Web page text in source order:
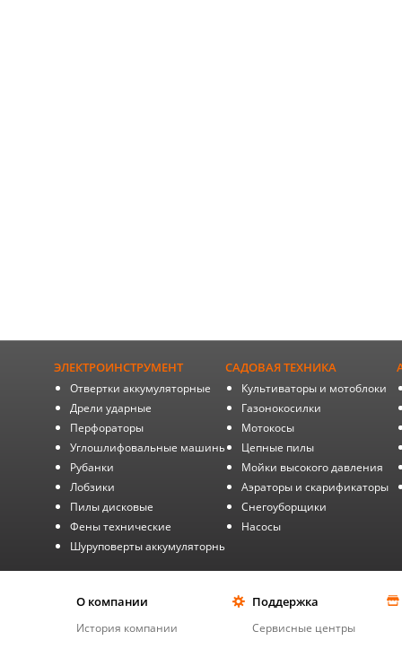
ЭЛЕКТРОИНСТРУМЕНТ
Отвертки аккумуляторные
Дрели ударные
Перфораторы
Углошлифовальные машины
Рубанки
Лобзики
Пилы дисковые
Фены технические
Шуруповерты аккумуляторные
САДОВАЯ ТЕХНИКА
Культиваторы и мотоблоки
Газонокосилки
Мотокосы
Цепные пилы
Мойки высокого давления
Аэраторы и скарификаторы
Снегоуборщики
Насосы
О компании
История компании
Поддержка
Сервисные центры